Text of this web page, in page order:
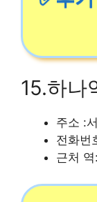
15.하나
주소 :
전화번
근처